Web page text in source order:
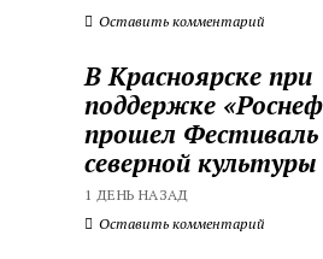
Оставить комментарий
В Красноярске при
поддержке
прошел Фестиваль
северной культуры
1 ДЕНЬ НАЗАД
Оставить комментарий